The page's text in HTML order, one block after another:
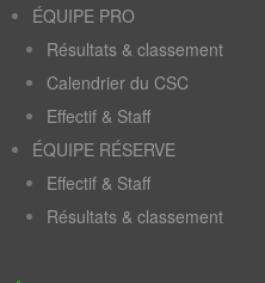
ÉQUIPE PRO
Résultats & classement
Calendrier du CSC
Effectif & Staff
ÉQUIPE RÉSERVE
Effectif & Staff
Résultats & classement